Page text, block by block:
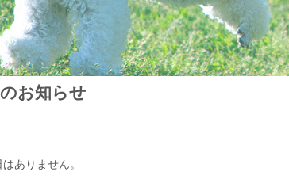
お知らせ
ありません。